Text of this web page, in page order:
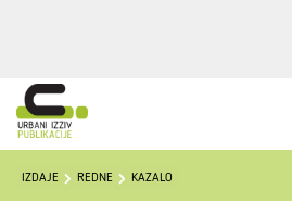
IZDAJE REDNE KAZALO